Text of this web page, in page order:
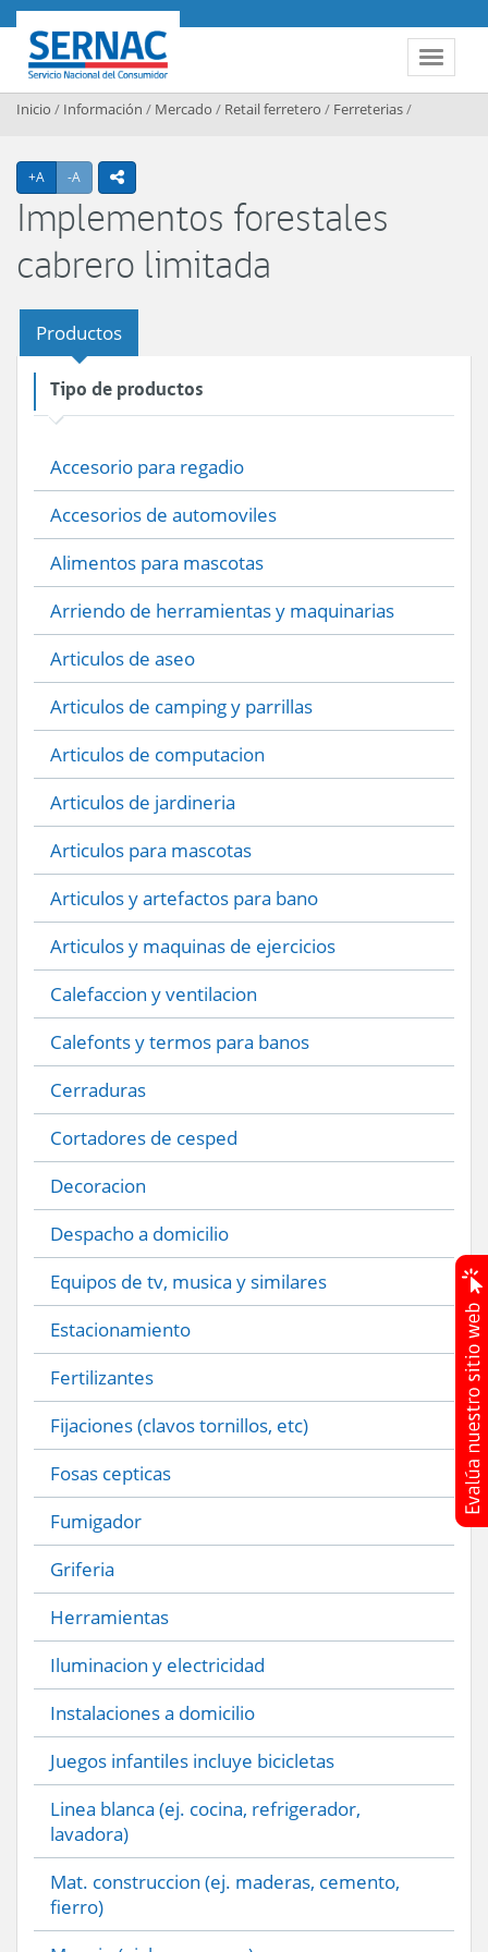
Contenido principal
Toggle
SERNAC
Inicio / Información / Mercado / Retail ferretero / Ferreterias/
+A Agrandar texto
-A Achicar textoicono compartir
Implementos forestales
cabrero limitada
Productos
Tipo de productos
Accesorio para regadio
Accesorios de automoviles
Alimentos para mascotas
Arriendo de herramientas y maquinarias
Articulos de aseo
Articulos de camping y parrillas
Articulos de computacion
Articulos de jardineria
Articulos para mascotas
Articulos y artefactos para bano
Articulos y maquinas de ejercicios
Calefaccion y ventilacion
Calefonts y termos para banos
Cerraduras
Cortadores de cesped
Decoracion
Despacho a domicilio
Equipos de tv, musica y similares
Estacionamiento
Fertilizantes
Fijaciones (clavos tornillos, etc)
Fosas cepticas
Fumigador
Griferia
Herramientas
Iluminacion y electricidad
Instalaciones a domicilio
Juegos infantiles incluye bicicletas
Linea blanca (ej. cocina, refrigerador,
lavadora)
Mat. construccion (ej. maderas, cemento,
fierro)